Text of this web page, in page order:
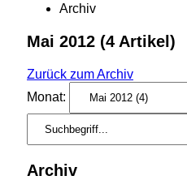
Archiv
Mai 2012 (4 Artikel)
Zurück zum Archiv
Monat:
Archiv